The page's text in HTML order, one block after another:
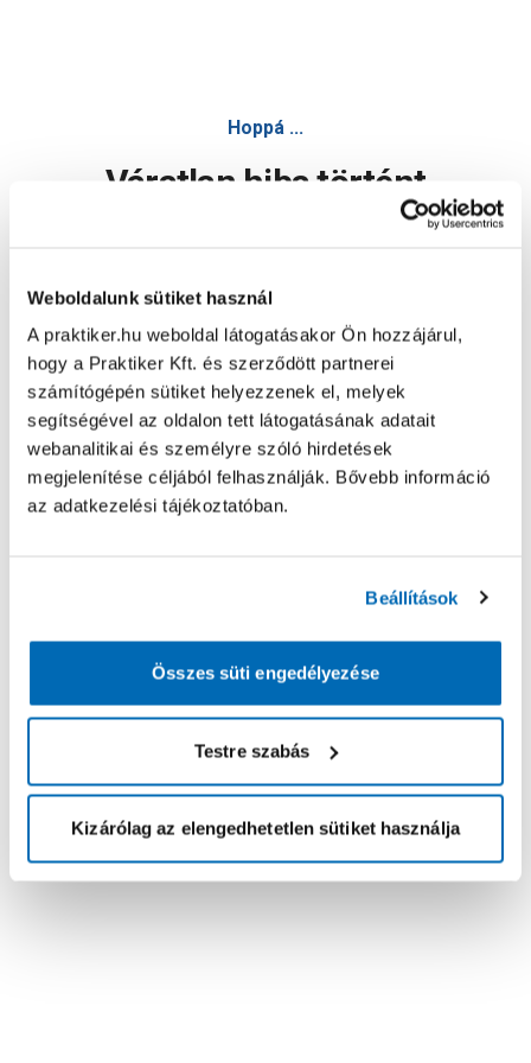
Weboldalunk sütiket használ
A praktiker.hu weboldal látogatásakor Ön hozzájárul,
hogy a Praktiker Kft. és szerződött partnerei
számítógépén sütiket helyezzenek el, melyek
segítségével az oldalon tett látogatásának adatait
webanalitikai és személyre szóló hirdetések
megjelenítése céljából felhasználják. Bővebb információ
az adatkezelési tájékoztatóban.
Beállítások
Összes süti engedélyezése
Testre szabás
Kizárólag az elengedhetetlen sütiket használja
Hoppá ...
Váratlan hiba történt
Oldal újratöltése